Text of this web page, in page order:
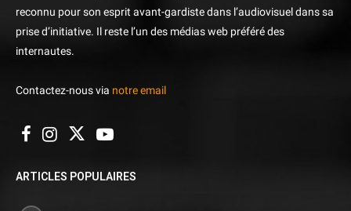
reconnu pour son esprit avant-gardiste dans l’audiovisuel dans sa
prise d’initiative. Il reste l’un des médias web préféré des
internautes.
Contactez-nous via notre email
ARTICLES POPULAIRES